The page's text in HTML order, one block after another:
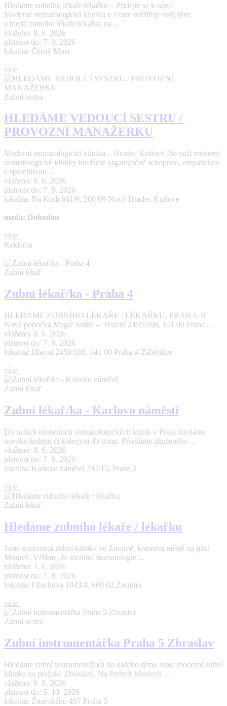
Hledáme zubního lékaře/lékařku – Přidejte se k nám!
Moderní stomatologická klinika v Praze rozšiřuje svůj tým
a hledá zubního lékaře/lékařku na ...
vloženo: 8. 6. 2026
platnost do: 7. 8. 2026
lokalita: Černý Most
více
Zubní sestra
HLEDÁME VEDOUCÍ SESTRU /
PROVOZNÍ MANAŽERKU
Moderní stomatologická klinika – Hradec Králové Do naší moderní
stomatologické kliniky hledáme organizačně schopnou, empatickou
a spolehlivou ...
vloženo: 8. 6. 2026
platnost do: 7. 8. 2026
lokalita: Na Kotli 661/6, 500 09 Nový Hradec Králové
mzda: Dohodou
více
Reklama
Zubní lékař
Zubní lékař/ka - Praha 4
HLEDÁME ZUBNÍHO LÉKAŘE / LÉKAŘKU, PRAHA 4!
Nová pobočka Magic Smile – Hlavní 2459/108, 141 00 Praha ...
vloženo: 8. 6. 2026
platnost do: 7. 8. 2026
lokalita: Hlavní 2459/108, 141 00 Praha 4-Záběhlice
více
Zubní lékař
Zubní lékař/ka - Karlovo náměstí
Do našich moderních stomatologických klinik v Praze hledáme
nového kolegu či kolegyni do týmu. Přivítáme zkušeného ...
vloženo: 8. 6. 2026
platnost do: 7. 8. 2026
lokalita: Karlovo náměstí 292/15, Praha 2
více
Zubní lékař
Hledáme zubního lékaře / lékařku
Jsme soukromá zubní klinika ve Znojmě, krásném městě na jižní
Moravě. Věříme, že kvalitní stomatologie ...
vloženo: 3. 6. 2026
platnost do: 7. 8. 2026
lokalita: Fibichova 1043/4, 669 02 Znojmo
více
Zubní sestra
Zubní instrumentářka Praha 5 Zbraslav
Hledáme zubní instrumentář/ku do našeho týmu Jsme moderní zubní
klinika na pražské Zbraslavi. Na čtyřech křeslech ...
vloženo: 6. 8. 2026
platnost do: 5. 10. 2026
lokalita: Žitavského 497 Praha 5